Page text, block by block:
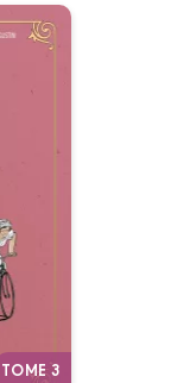
TOME 3
:
de